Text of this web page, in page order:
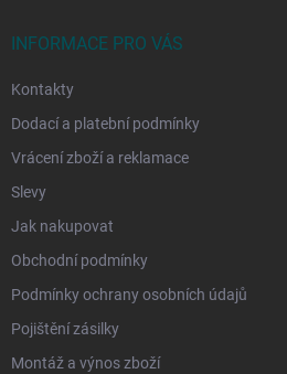
INFORMACE PRO VÁS
Kontakty
Dodací a platební podmínky
Vrácení zboží a reklamace
Slevy
Jak nakupovat
Obchodní podmínky
Podmínky ochrany osobních údajů
Pojištění zásilky
Montáž a výnos zboží